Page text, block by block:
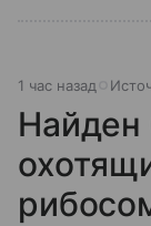
1 час назад
Найден